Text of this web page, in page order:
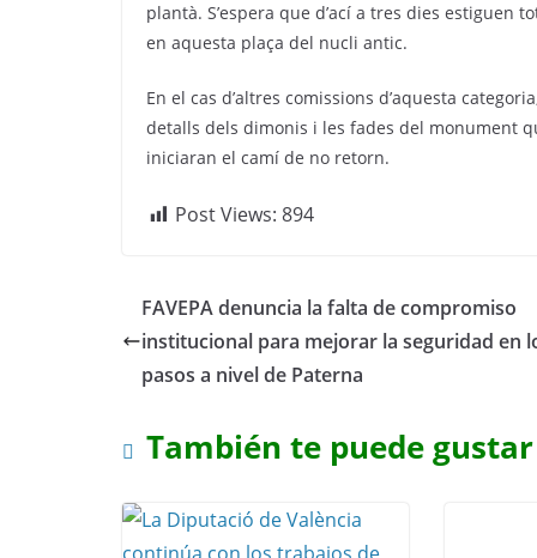
plantà. S’espera que d’ací a tres dies estiguen
en aquesta plaça del nucli antic.
En el cas d’altres comissions d’aquesta
detalls dels dimonis i les fades del monument
iniciaran el camí de no retorn.
Post Views: 894
FAVEPA denuncia la falta de compromiso
institucional para mejorar la seguridad en
pasos a nivel de Paterna
También te puede gustar